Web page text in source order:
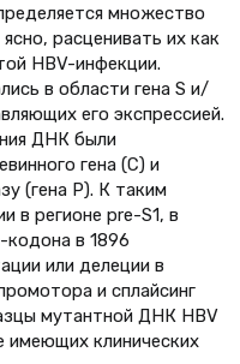
множество
расценивать их как
HBV-инфекции.
в области гена S и/
его экспрессией.
ДНК были
гена (C) и
(гена Р). К таким
в регионе pre-S1, в
кодона в 1896
или делеции в
и сплайсинг
мутантной ДНК НВV
имеющих клинических